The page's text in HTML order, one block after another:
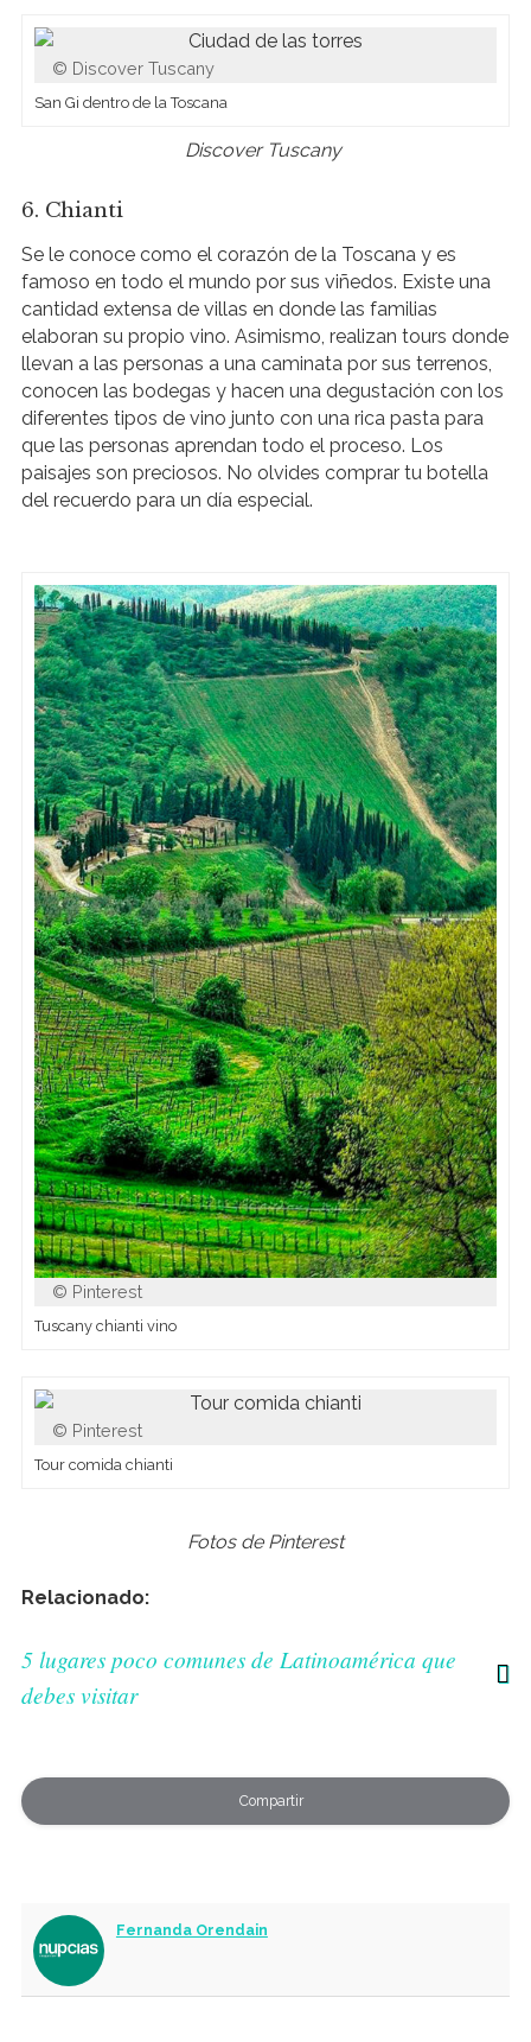
Discover Tuscany
San Gi dentro de la Toscana
Discover Tuscany
6. Chianti
Se le conoce como el corazón de la Toscana y es
famoso en todo el mundo por sus viñedos. Existe una
cantidad extensa de villas en donde las familias
elaboran su propio vino. Asimismo, realizan tours donde
llevan a las personas a una caminata por sus terrenos,
conocen las bodegas y hacen una degustación con los
diferentes tipos de vino junto con una rica pasta para
que las personas aprendan todo el proceso. Los
paisajes son preciosos. No olvides comprar tu botella
del recuerdo para un día especial.
Pinterest
Tuscany chianti vino
Pinterest
Tour comida chianti
Fotos de Pinterest
Relacionado:
5 lugares poco comunes de Latinoamérica que
debes visitar
Compartir
Fernanda Orendain